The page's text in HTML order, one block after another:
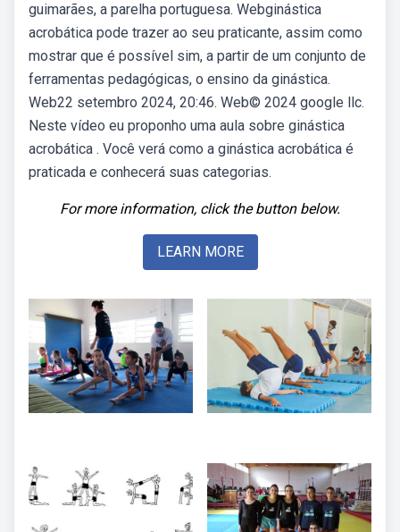
guimarães, a parelha portuguesa. Webginástica
acrobática pode trazer ao seu praticante, assim como
mostrar que é possível sim, a partir de um conjunto de
ferramentas pedagógicas, o ensino da ginástica.
Web22 setembro 2024, 20:46. Web© 2024 google llc.
Neste vídeo eu proponho uma aula sobre ginástica
acrobática . Você verá como a ginástica acrobática é
praticada e conhecerá suas categorias.
For more information, click the button below.
LEARN MORE